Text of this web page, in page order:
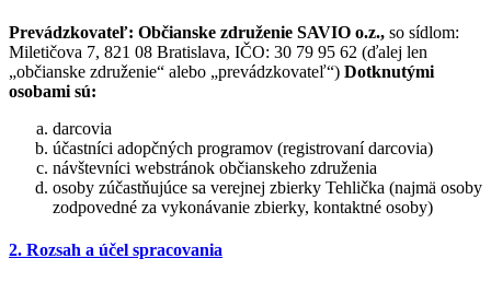
Prevádzkovateľ: Občianske združenie SAVIO o.z., so sídlom:
Miletičova 7, 821 08 Bratislava, IČO: 30 79 95 62 (ďalej len
„občianske združenie“ alebo „prevádzkovateľ“) Dotknutými
osobami sú:
darcovia
účastníci adopčných programov (registrovaní darcovia)
návštevníci webstránok občianskeho združenia
osoby zúčastňujúce sa verejnej zbierky Tehlička (najmä osoby
zodpovedné za vykonávanie zbierky, kontaktné osoby)
2. Rozsah a účel spracovania